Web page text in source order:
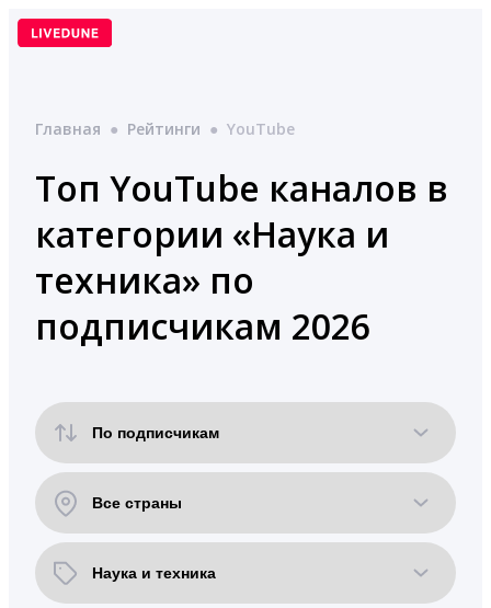
Перейти
Главная ● Рейтинги ● YouTube
Топ YouTube каналов в
категории «Наука и
техника» по
подписчикам 2026